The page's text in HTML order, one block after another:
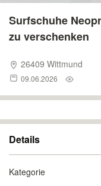
Surfschuhe
zu verschenken
26409 Wittmund
09.06.2026
Details
Kategorie